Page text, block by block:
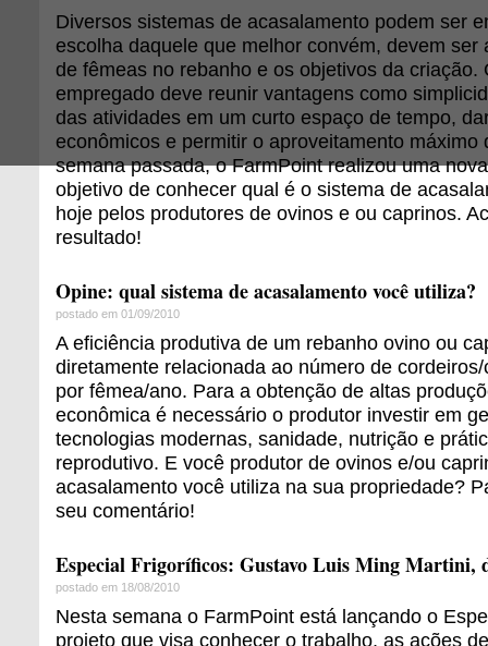
Diversos sistemas de acasalamento podem ser
escolha daquele que melhor convém, devem ser
de fêmeas no rebanho e os objetivos da criação.
empregado deve reunir vantagens como
das atividades em um curto espaço de tempo,
econômicos e permitir o aproveitamento máximo
semana passada, o FarmPoint realizou uma
objetivo de conhecer qual é o sistema de
hoje pelos produtores de ovinos e ou caprinos.
resultado!
Opine: qual sistema de acasalamento você utiliza?
postado em 01/09/2010
A eficiência produtiva de um rebanho ovino ou
diretamente relacionada ao número de
por fêmea/ano. Para a obtenção de altas
econômica é necessário o produtor investir em
tecnologias modernas, sanidade, nutrição e
reprodutivo. E você produtor de ovinos e/ou
acasalamento você utiliza na sua propriedade?
seu comentário!
Especial Frigoríficos: Gustavo Luis Ming Martini,
postado em 18/08/2010
Nesta semana o FarmPoint está lançando o
projeto que visa conhecer o trabalho, as ações